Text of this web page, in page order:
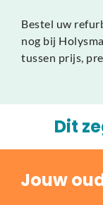
Bestel uw
nog bij
tussen prijs,
Dit
Jouw